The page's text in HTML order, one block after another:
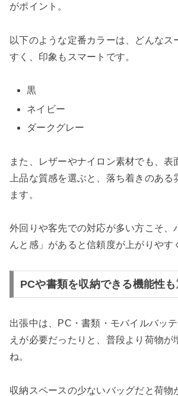
がポイント。
以下のような定番カラーは、どんなス
すく、印象もスマートです。
黒
ネイビー
ダークグレー
また、レザーやナイロン素材でも、表
上品な質感を選ぶと、落ち着きのある
ます。
外回りや客先での対応が多い方こそ、
んと感」があると信頼度が上がりやす
PCや書類を収納できる機能性
出張中は、PC・書類・モバイルバッ
えが必要だったりと、普段より荷物が
ね。
収納スペースの少ないバッグだと荷物